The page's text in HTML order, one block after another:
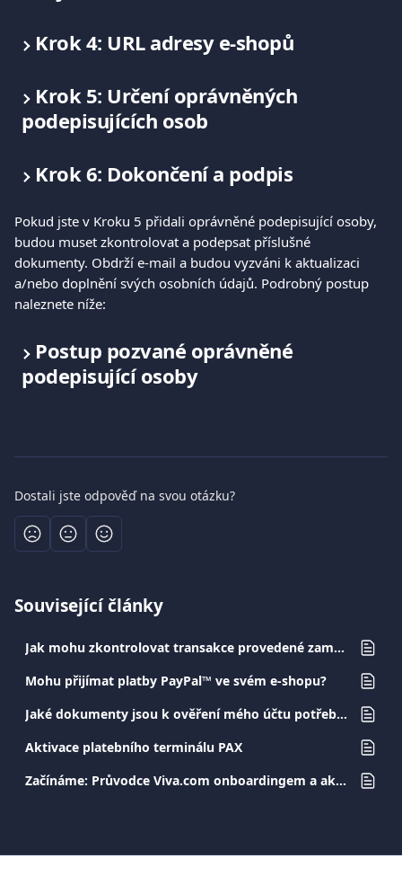
Krok 4: URL adresy e-shopů
Krok 5: Určení oprávněných
podepisujících osob
Krok 6: Dokončení a podpis
Pokud jste v Kroku 5 přidali oprávněné podepisující osoby,
budou muset zkontrolovat a podepsat příslušné
dokumenty. Obdrží e-mail a budou vyzváni k aktualizaci
a/nebo doplnění svých osobních údajů. Podrobný postup
naleznete níže:
Postup pozvané oprávněné
podepisující osoby
Dostali jste odpověď na svou otázku?
Související články
Jak mohu zkontrolovat transakce provedené zaměstnaneckou debetní kartou?
Mohu přijímat platby PayPal™ ve svém e-shopu?
Jaké dokumenty jsou k ověření mého účtu potřeba?
Aktivace platebního terminálu PAX
Začínáme: Průvodce Viva.com onboardingem a aktivací